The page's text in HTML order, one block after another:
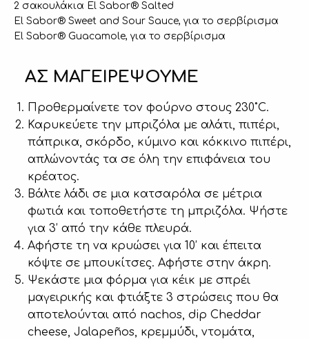
2 σακουλάκια El Sabor® Salted
El Sabor® Sweet and Sour Sauce, για το σερβίρισμα
El Sabor® Guacamole, για το σερβίρισμα
ΑΣ ΜΑΓΕΙΡΕΨΟΥΜΕ
Προθερμαίνετε τον φούρνο στους 230˚C.
Καρυκεύετε την μπριζόλα με αλάτι, πιπέρι,
πάπρικα, σκόρδο, κύμινο και κόκκινο πιπέρι,
απλώνοντάς τα σε όλη την επιφάνεια του
κρέατος.
Βάλτε λάδι σε μια κατσαρόλα σε μέτρια
φωτιά και τοποθετήστε τη μπριζόλα. Ψήστε
για 3’ από την κάθε πλευρά.
Αφήστε τη να κρυώσει για 10’ και έπειτα
κόψτε σε μπουκίτσες. Αφήστε στην άκρη.
Ψεκάστε μια φόρμα για κέικ με σπρέι
μαγειρικής και φτιάξτε 3 στρώσεις που θα
αποτελούνται από nachos, dip Cheddar
cheese, Jalapeños, κρεμμύδι, ντομάτα,